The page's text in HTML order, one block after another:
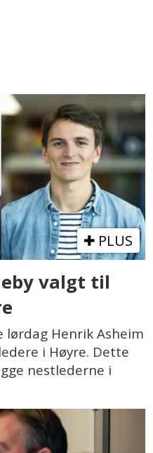
PLUS
valgt til
lørdag Henrik Asheim
i Høyre. Dette
nestlederne i